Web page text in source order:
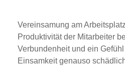
Vereinsamung am
Produktivität der Mitarbeiter
Verbundenheit und ein
Einsamkeit genauso